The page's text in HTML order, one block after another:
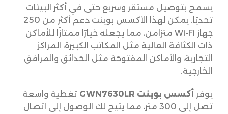
يسمح بتوصيل مستقر وسريع حتى في أكثر البيئات
تحديًا. يمكن لهذا الأكسس بوينت دعم أكثر من 250
جهاز Wi-Fi متزامن، مما يجعله خيارًا ممتازًا للأماكن
ذات الكثافة العالية مثل المكاتب الكبيرة، المراكز
التجارية، والأماكن المفتوحة مثل الحدائق والمرافق
الخارجية.
يوفر أكسس بوينت GWN7630LR
تغطية واسعة
تصل إلى 300 متر، مما يتيح لك الوصول إلى اتصال